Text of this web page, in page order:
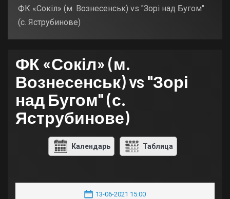
ФК «Сокіл» (м. Вознесенськ) vs "Зорі над Бугом"
(с. Яструбинове)
ФК «Сокіл» (м.
Вознесенськ) vs "Зорі
над Бугом" (с.
Яструбинове)
Календарь Таблица
13-06-2021 15:00